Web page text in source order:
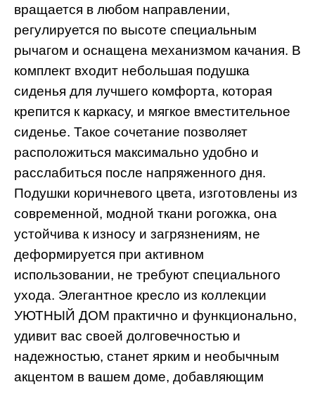
вращается в любом направлении,
регулируется по высоте специальным
рычагом и оснащена механизмом качания. В
комплект входит небольшая подушка
сиденья для лучшего комфорта, которая
крепится к каркасу, и мягкое вместительное
сиденье. Такое сочетание позволяет
расположиться максимально удобно и
расслабиться после напряженного дня.
Подушки коричневого цвета, изготовлены из
современной, модной ткани рогожка, она
устойчива к износу и загрязнениям, не
деформируется при активном
использовании, не требуют специального
ухода. Элегантное кресло из коллекции
УЮТНЫЙ ДОМ практично и функционально,
удивит вас своей долговечностью и
надежностью, станет ярким и необычным
акцентом в вашем доме, добавляющим